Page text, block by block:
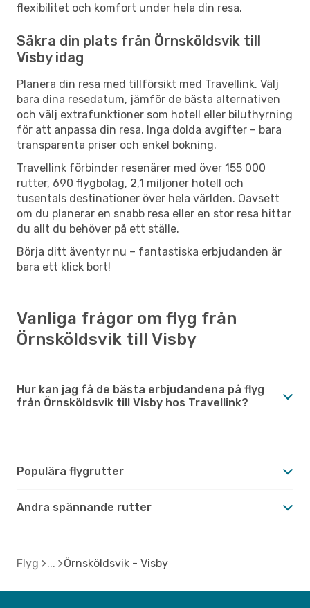
flexibilitet och komfort under hela din resa.
Säkra din plats från Örnsköldsvik till
Visby idag
Planera din resa med tillförsikt med Travellink. Välj
bara dina resedatum, jämför de bästa alternativen
och välj extrafunktioner som hotell eller biluthyrning
för att anpassa din resa. Inga dolda avgifter – bara
transparenta priser och enkel bokning.
Travellink förbinder resenärer med över 155 000
rutter, 690 flygbolag, 2,1 miljoner hotell och
tusentals destinationer över hela världen. Oavsett
om du planerar en snabb resa eller en stor resa hittar
du allt du behöver på ett ställe.
Börja ditt äventyr nu – fantastiska erbjudanden är
bara ett klick bort!
Vanliga frågor om flyg från
Örnsköldsvik till Visby
Hur kan jag få de bästa erbjudandena på flyg
från Örnsköldsvik till Visby hos Travellink?
Populära flygrutter
Andra spännande rutter
Flyg Örnsköldsvik - Visby